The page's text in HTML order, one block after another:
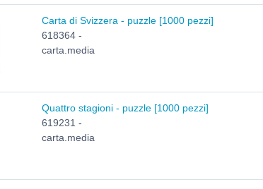
Carta di Svizzera - puzzle [1000 pezzi]
618364 -
carta.media
Quattro stagioni - puzzle [1000 pezzi]
619231 -
carta.media